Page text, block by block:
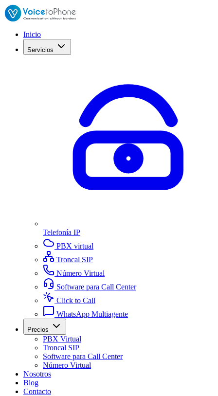
Inicio
Servicios
Telefonía IP
PBX virtual
Troncal SIP
Número Virtual
Software para Call Center
Click to Call
WhatsApp Multiagente
Precios
PBX Virtual
Troncal SIP
Software para Call Center
Número Virtual
Nosotros
Blog
Contacto